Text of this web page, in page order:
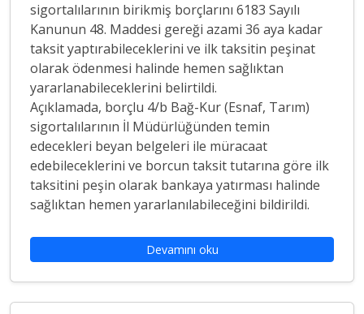
sigortalılarının birikmiş borçlarını 6183 Sayılı
Kanunun 48. Maddesi gereği azami 36 aya kadar
taksit yaptırabileceklerini ve ilk taksitin peşinat
olarak ödenmesi halinde hemen sağlıktan
yararlanabileceklerini belirtildi.
Açıklamada, borçlu 4/b Bağ-Kur (Esnaf, Tarım)
sigortalılarının İl Müdürlüğünden temin
edecekleri beyan belgeleri ile müracaat
edebileceklerini ve borcun taksit tutarına göre ilk
taksitini peşin olarak bankaya yatırması halinde
sağlıktan hemen yararlanılabileceğini bildirildi.
Devamını oku